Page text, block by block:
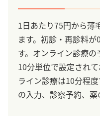
1日あたり75円から薄
ます。初診・再診料
す。オンライン診療
10分単位で設定され
ライン診療は10分程
の入力、診察予約、薬